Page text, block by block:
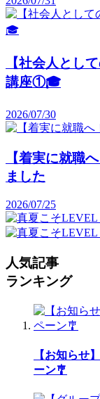
【社会人とし
講座①🎓️
2026/07/30
【着実に就職
ました
2026/07/25
人気記事
ランキング
【お知らせ
ーン🎐